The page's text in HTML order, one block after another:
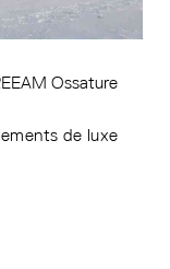
Ossature
de luxe